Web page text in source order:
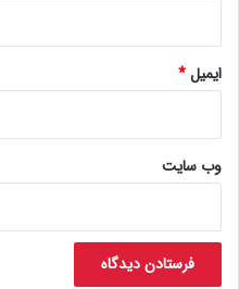
ایمیل*
وب‌ سایت